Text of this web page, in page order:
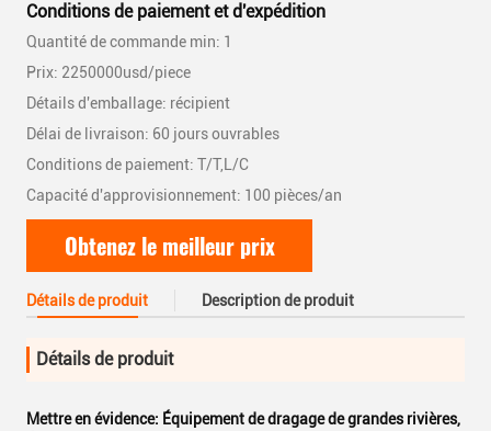
Conditions de paiement et d'expédition
Quantité de commande min: 1
Prix: 2250000usd/piece
Détails d'emballage: récipient
Délai de livraison: 60 jours ouvrables
Conditions de paiement: T/T,L/C
Capacité d'approvisionnement: 100 pièces/an
Obtenez le meilleur prix
Détails de produit Description de produit
Détails de produit
Mettre en évidence: Équipement de dragage de grandes rivières,